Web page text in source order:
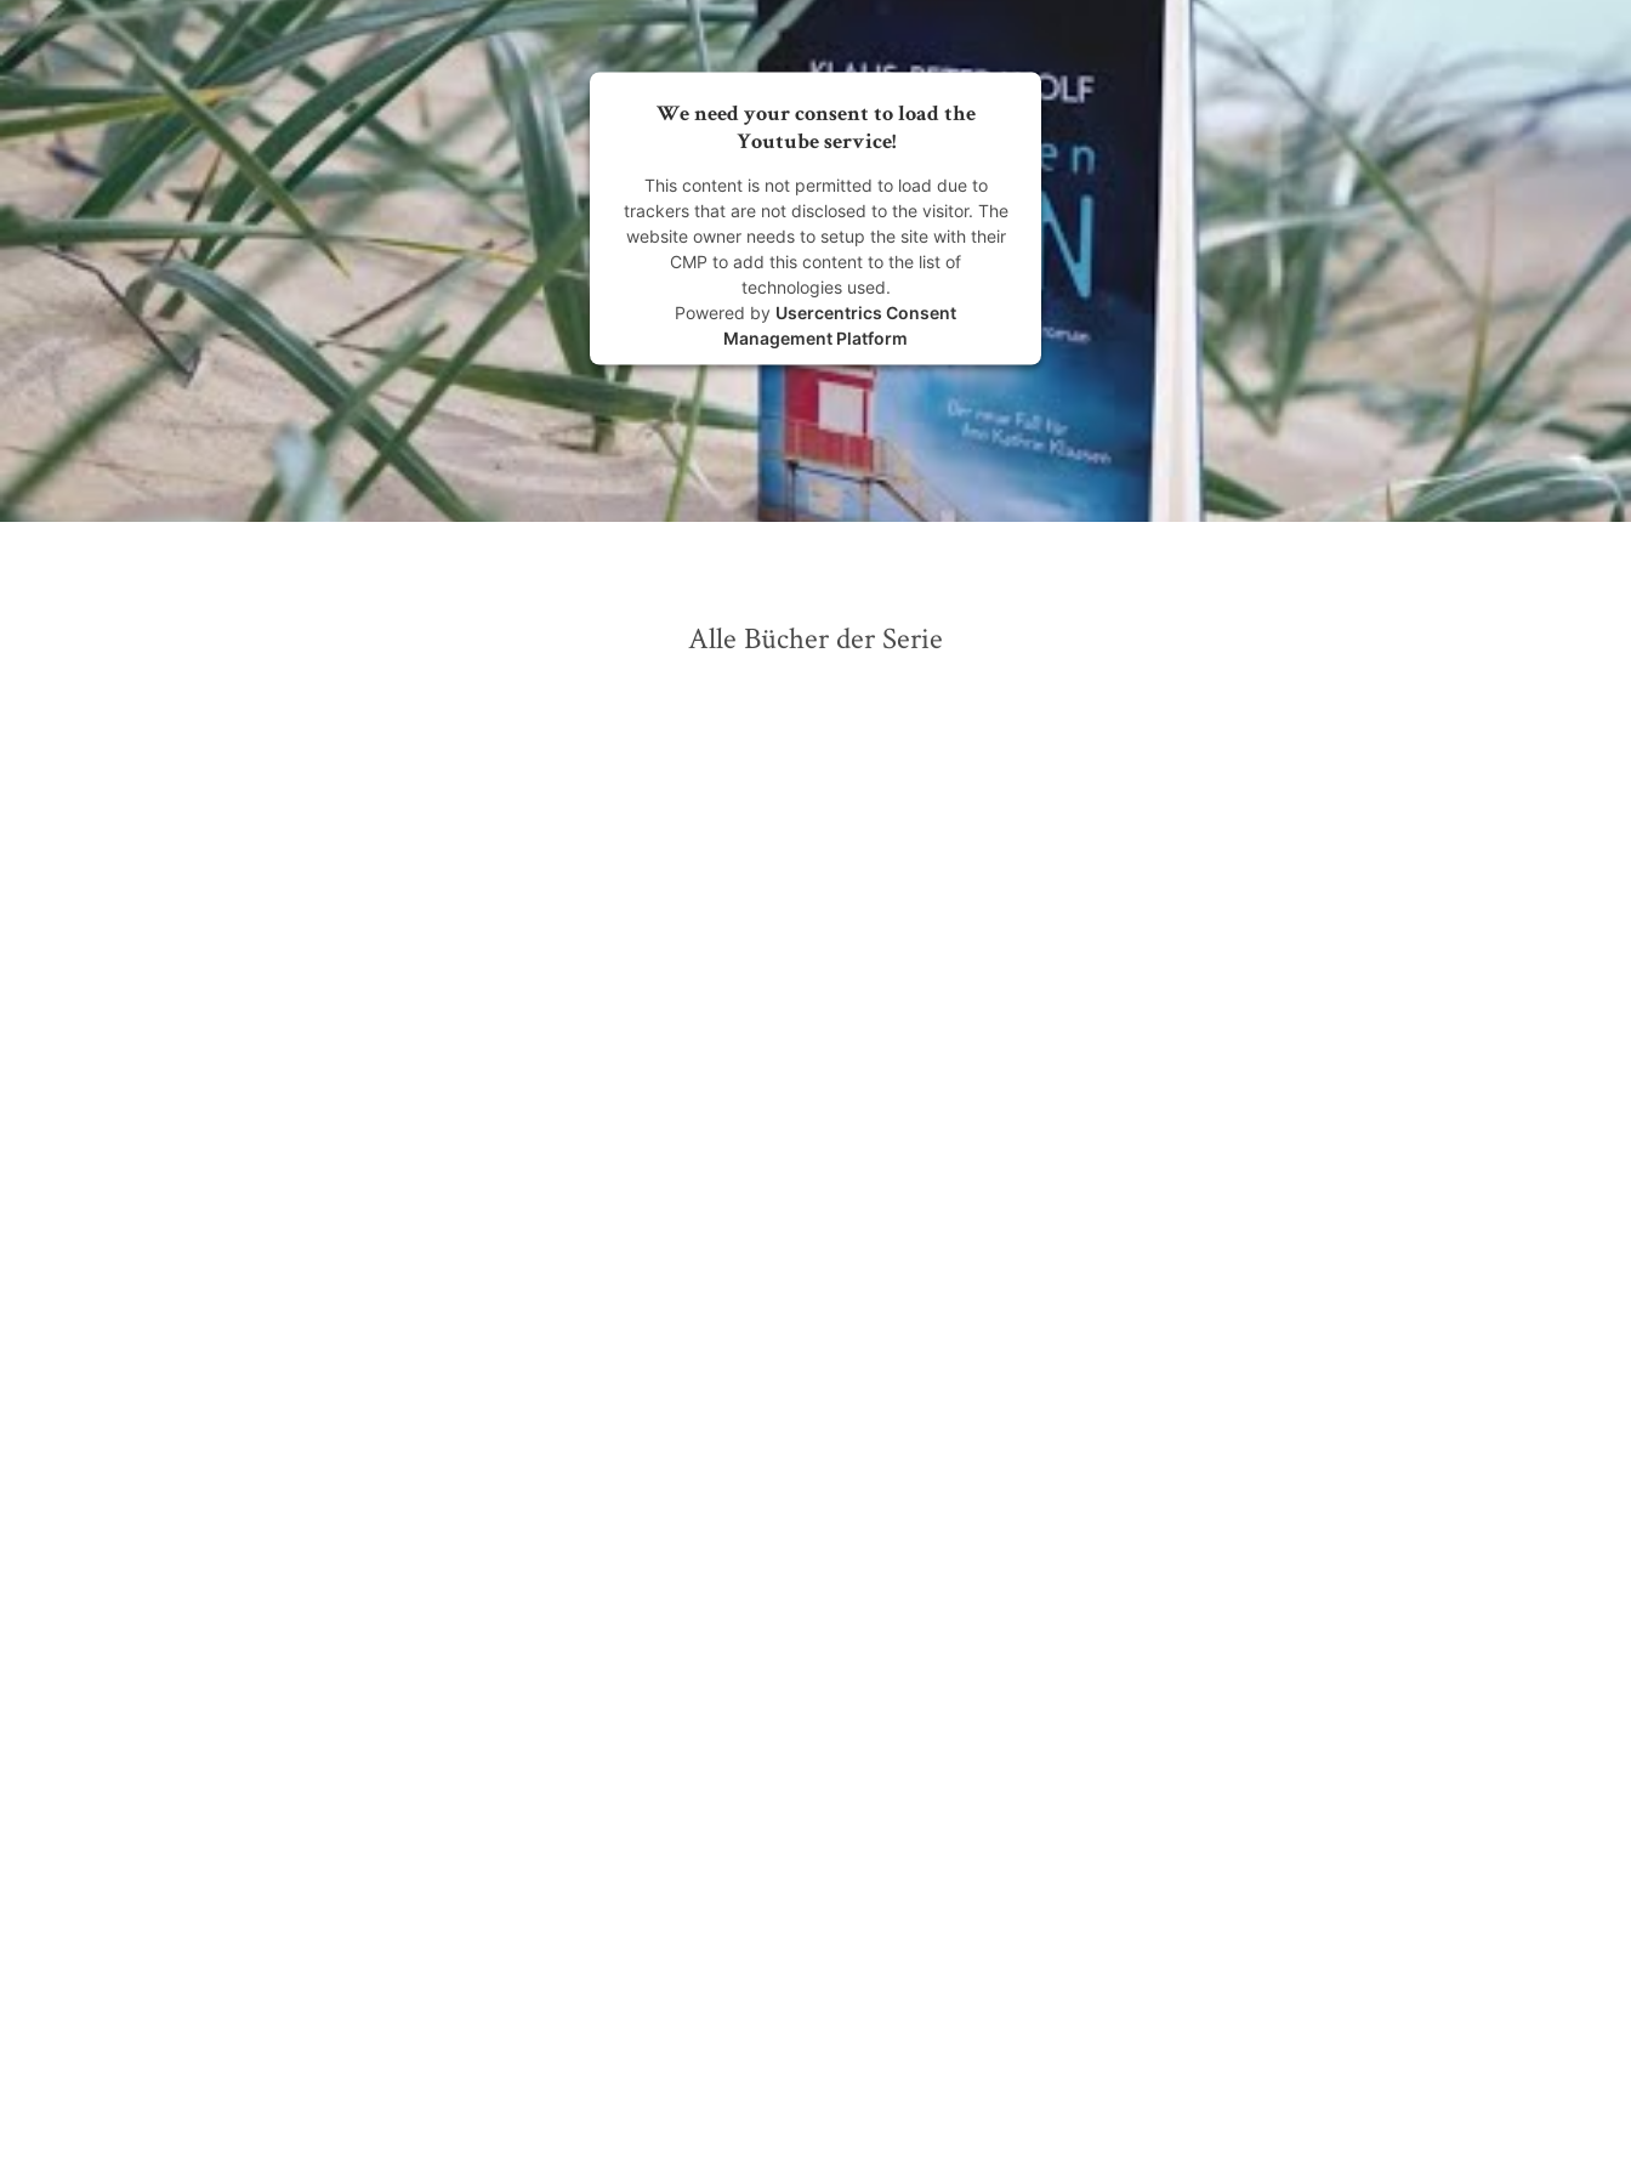
We need your consent to load the
Youtube service!
This content is not permitted to load due to
trackers that are not disclosed to the visitor. The
website owner needs to setup the site with their
CMP to add this content to the list of
technologies used.
Powered by Usercentrics Consent
Management Platform
Alle Bücher der Serie